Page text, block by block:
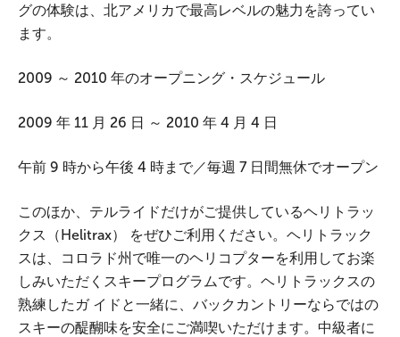
グの体験は、北アメリカで最高レベルの魅力を誇ってい
ます。
2009 ～ 2010 年のオープニング・スケジュール
2009 年 11 月 26 日 ～ 2010 年 4 月 4 日
午前 9 時から午後 4 時まで／毎週 7 日間無休でオープン
このほか、テルライドだけがご提供しているヘリトラッ
クス（Helitrax） をぜひご利用ください。ヘリトラック
スは、コロラド州で唯一のヘリコプターを利用してお楽
しみいただくスキープログラムです。ヘリトラックスの
熟練したガ イドと一緒に、バックカントリーならではの
スキーの醍醐味を安全にご満喫いただけます。中級者に